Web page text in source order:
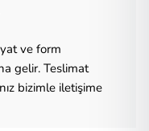
ve form
gelir. Teslimat
bizimle iletişime